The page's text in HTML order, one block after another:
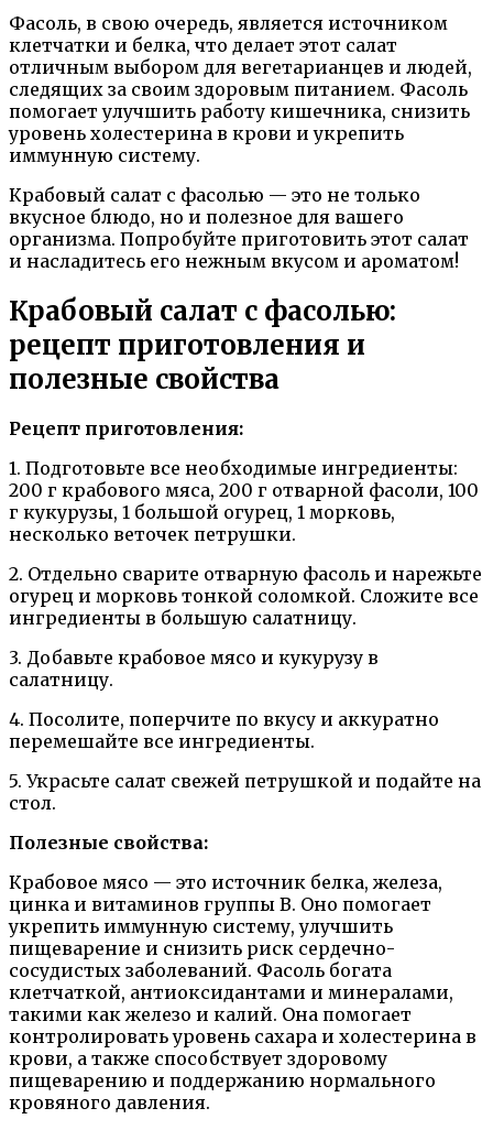
Фасоль, в свою очередь, является источником
клетчатки и белка, что делает этот салат
отличным выбором для вегетарианцев и людей,
следящих за своим здоровым питанием. Фасоль
помогает улучшить работу кишечника, снизить
уровень холестерина в крови и укрепить
иммунную систему.
Крабовый салат с фасолью — это не только
вкусное блюдо, но и полезное для вашего
организма. Попробуйте приготовить этот салат
и насладитесь его нежным вкусом и ароматом!
Крабовый салат с фасолью:
рецепт приготовления и
полезные свойства
Рецепт приготовления:
1. Подготовьте все необходимые ингредиенты:
200 г крабового мяса, 200 г отварной фасоли, 100
г кукурузы, 1 большой огурец, 1 морковь,
несколько веточек петрушки.
2. Отдельно сварите отварную фасоль и нарежьте
огурец и морковь тонкой соломкой. Сложите все
ингредиенты в большую салатницу.
3. Добавьте крабовое мясо и кукурузу в
салатницу.
4. Посолите, поперчите по вкусу и аккуратно
перемешайте все ингредиенты.
5. Украсьте салат свежей петрушкой и подайте на
стол.
Полезные свойства:
Крабовое мясо — это источник белка, железа,
цинка и витаминов группы В. Оно помогает
укрепить иммунную систему, улучшить
пищеварение и снизить риск сердечно-
сосудистых заболеваний. Фасоль богата
клетчаткой, антиоксидантами и минералами,
такими как железо и калий. Она помогает
контролировать уровень сахара и холестерина в
крови, а также способствует здоровому
пищеварению и поддержанию нормального
кровяного давления.